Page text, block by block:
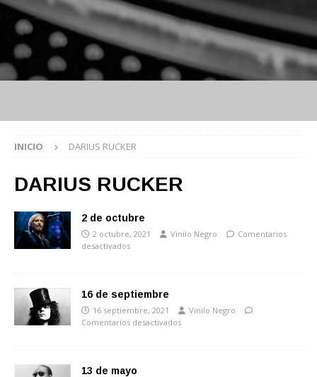
INICIO DARIUS RUCKER
DARIUS RUCKER
2 de octubre
2 octubre, 2021 Vinilo Negro
Comentarios
desactivados
16 de septiembre
16 septiembre, 2021
Vinilo Negro
Comentarios desactivados
13 de mayo